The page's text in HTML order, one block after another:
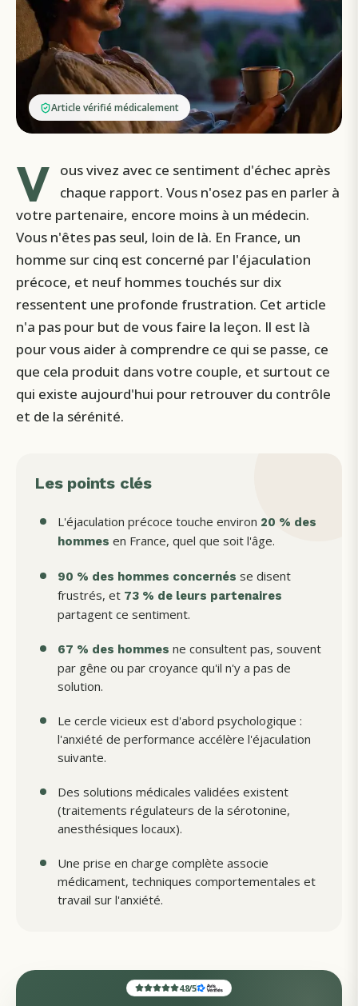
Article vérifié médicalement
V
ous vivez avec ce sentiment d'échec après
chaque rapport. Vous n'osez pas en parler à
votre partenaire, encore moins à un médecin.
Vous n'êtes pas seul, loin de là. En France, un
homme sur cinq est concerné par l'éjaculation
précoce, et neuf hommes touchés sur dix
ressentent une profonde frustration. Cet article
n'a pas pour but de vous faire la leçon. Il est là
pour vous aider à comprendre ce qui se passe, ce
que cela produit dans votre couple, et surtout ce
qui existe aujourd'hui pour retrouver du contrôle
et de la sérénité.
Les points clés
L'éjaculation précoce touche environ 20 % des
hommes en France, quel que soit l'âge.
90 % des hommes concernés se disent
frustrés, et 73 % de leurs partenaires
partagent ce sentiment.
67 % des hommes ne consultent pas, souvent
par gêne ou par croyance qu'il n'y a pas de
solution.
Le cercle vicieux est d'abord psychologique :
l'anxiété de performance accélère l'éjaculation
suivante.
Des solutions médicales validées existent
(traitements régulateurs de la sérotonine,
anesthésiques locaux).
Une prise en charge complète associe
médicament, techniques comportementales et
travail sur l'anxiété.
4.8/5